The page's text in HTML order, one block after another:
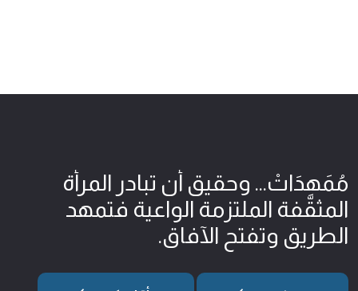
مُمَهِدَاتْ... وحقيق أن تبادر المرأة
المثقّفة الملتزمة الواعية فتمهد
الطريق وتفتح الآفاق.